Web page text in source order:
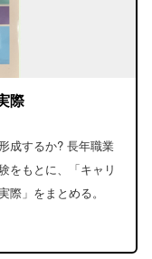
際
成するか? 長年職業
をもとに、「キャリ
」をまとめる。